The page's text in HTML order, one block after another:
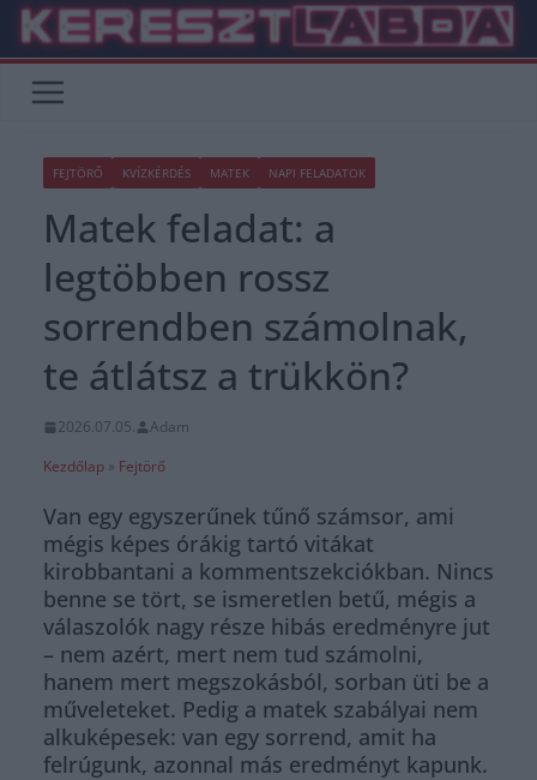
Skip
content
FEJTÖRŐ KVÍZKÉRDÉS MATEK NAPI FELADATOK
Matek feladat: a
legtöbben rossz
sorrendben számolnak,
te átlátsz a trükkön?
2026.07.05.
Adam
Kezdőlap » Fejtörő
Van egy egyszerűnek tűnő számsor, ami
mégis képes órákig tartó vitákat
kirobbantani a kommentszekciókban. Nincs
benne se tört, se ismeretlen betű, mégis a
válaszolók nagy része hibás eredményre jut
– nem azért, mert nem tud számolni,
hanem mert megszokásból, sorban üti be a
műveleteket. Pedig a matek szabályai nem
alkuképesek: van egy sorrend, amit ha
felrúgunk, azonnal más eredményt kapunk.